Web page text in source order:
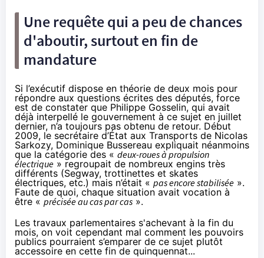
Une requête qui a peu de chances
d'aboutir, surtout en fin de
mandature
Si l’exécutif dispose en théorie de deux mois pour
répondre aux questions écrites des députés, force
est de constater que Philippe Gosselin, qui avait
déjà interpellé le gouvernement à ce sujet en juillet
dernier, n’a toujours pas obtenu de retour. Début
2009, le secrétaire d’État aux Transports de Nicolas
Sarkozy, Dominique Bussereau expliquait néanmoins
que la catégorie des « deux-roues à propulsion
électrique » regroupait de nombreux engins très
différents (Segway, trottinettes et skates
électriques, etc.) mais n’était « pas encore stabilisée ».
Faute de quoi, chaque situation avait vocation à
être « précisée au cas par cas ».
Les travaux parlementaires s'achevant à la fin du
mois, on voit cependant mal comment les pouvoirs
publics pourraient s’emparer de ce sujet plutôt
accessoire en cette fin de quinquennat...